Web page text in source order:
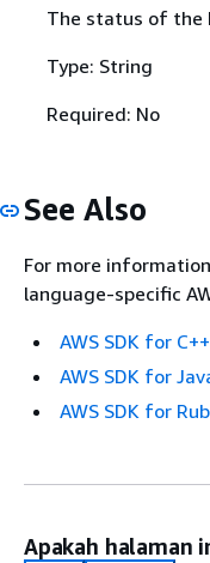
The status of the
Type: String
Required: No
See Also
For more
language-specific
AWS SDK for C++
AWS SDK for
AWS SDK for
Apakah halaman